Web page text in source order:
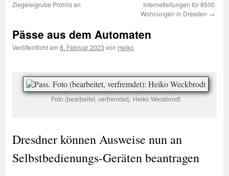
Ziegeleigrube Prohlis an
Internetleitungen für 8500
Wohnungen in Dresden →
Pässe aus dem Automaten
Veröffentlicht am 8. Februar 2023 von Heiko
Foto (bearbeitet, verfremdet): Heiko Weckbrodt
Dresdner können Ausweise nun an
Selbstbedienungs-Geräten beantragen